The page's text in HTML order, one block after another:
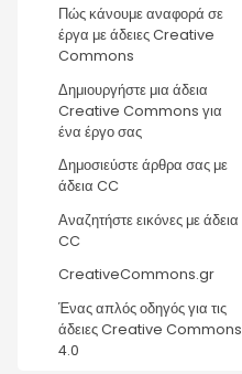
Πώς κάνουμε αναφορά σε
έργα με άδειες Creative
Commons
Δημιουργήστε μια άδεια
Creative Commons για
ένα έργο σας
Δημοσιεύστε άρθρα σας με
άδεια CC
Αναζητήστε εικόνες με άδεια
CC
CreativeCommons.gr
Ένας απλός οδηγός για τις
άδειες Creative Commons
4.0